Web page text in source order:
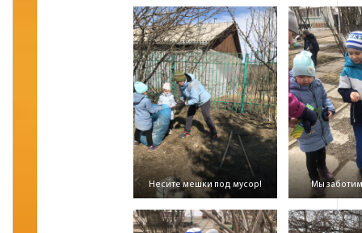
Несите мешки под мусор! Мы